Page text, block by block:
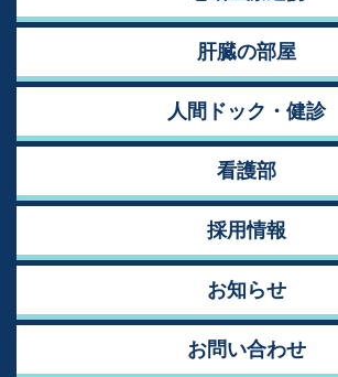
肝臓の部屋
人間ドック・健診
看護部
採用情報
お知らせ
お問い合わせ